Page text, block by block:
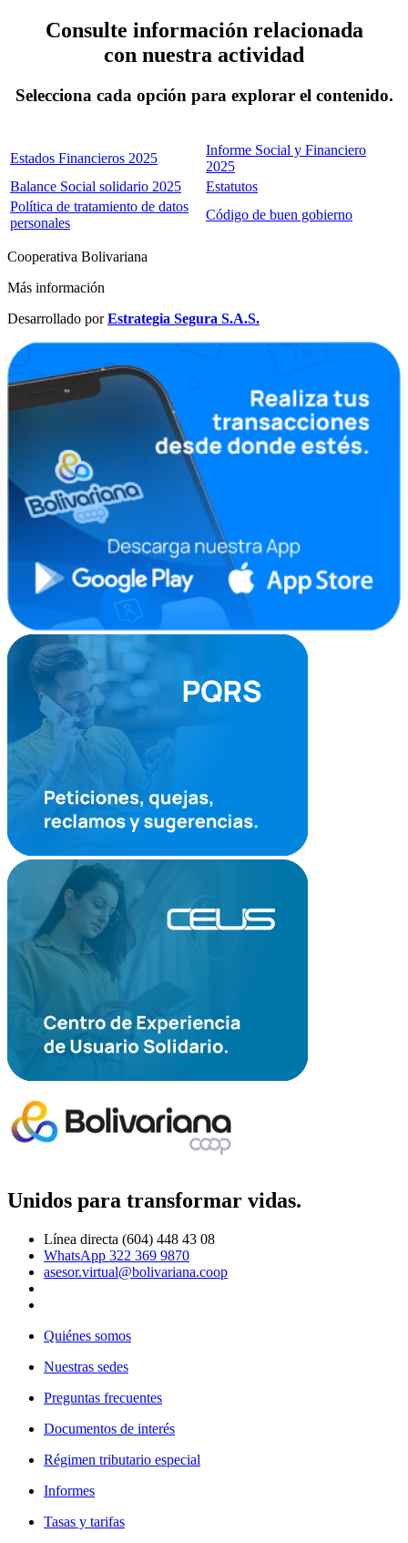
Consulte información relacionada
con nuestra actividad
Selecciona cada opción para explorar el contenido.
Estados Financieros 2025
Informe Social y Financiero
2025
Balance Social solidario 2025
Estatutos
Política de tratamiento de datos
personales
Código de buen gobierno
Cooperativa Bolivariana
Más información
Desarrollado porEstrategia Segura S.A.S.
Unidos para transformar vidas.
Línea directa (604) 448 43 08
WhatsApp 322 369 9870
asesor.virtual@bolivariana.coop
Quiénes somos
Nuestras sedes
Preguntas frecuentes
Documentos de interés
Régimen tributario especial
Informes
Tasas y tarifas